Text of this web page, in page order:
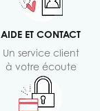
AIDE ET CONTACT
Un service client
à votre écoute